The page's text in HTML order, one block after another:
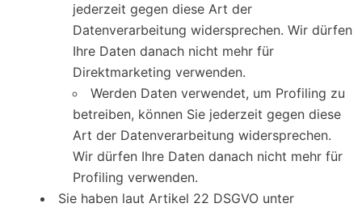
jederzeit gegen diese Art der
Datenverarbeitung widersprechen. Wir dürfen
Ihre Daten danach nicht mehr für
Direktmarketing verwenden.
Werden Daten verwendet, um Profiling zu
betreiben, können Sie jederzeit gegen diese
Art der Datenverarbeitung widersprechen.
Wir dürfen Ihre Daten danach nicht mehr für
Profiling verwenden.
Sie haben laut Artikel 22 DSGVO unter